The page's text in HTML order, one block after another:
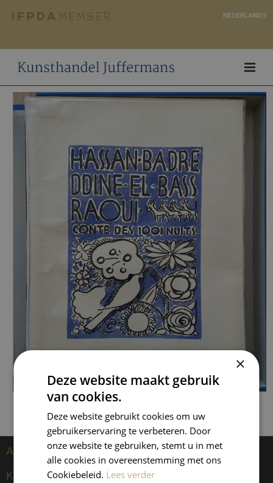
NEDERLANDS
Artiesten
Kees van Dongen
×
Deze website maakt gebruik
van cookies.
Deze website gebruikt cookies om uw
gebruikerservaring te verbeteren. Door
onze website te gebruiken, stemt u in met
alle cookies in overeenstemming met ons
Cookiebeleid. Lees verder